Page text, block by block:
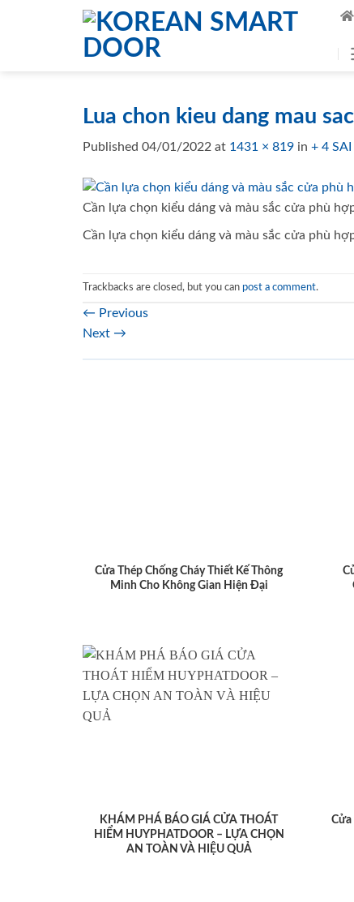
Lua chon kieu dang mau
Published 04/01/2022 at 1431 × 819 in + 4
Cần lựa chọn kiểu dáng và màu sắc cửa phù
Cần lựa chọn kiểu dáng và màu sắc cửa phù
Trackbacks are closed, but you can post a comment.
← Previous
Next →
Cửa Thép Chống Cháy Thiết Kế Thông
Minh Cho Không Gian Hiện Đại
KHÁM PHÁ BÁO GIÁ CỬA THOÁT
HIỂM HUYPHATDOOR – LỰA CHỌN
AN TOÀN VÀ HIỆU QUẢ
Cửa